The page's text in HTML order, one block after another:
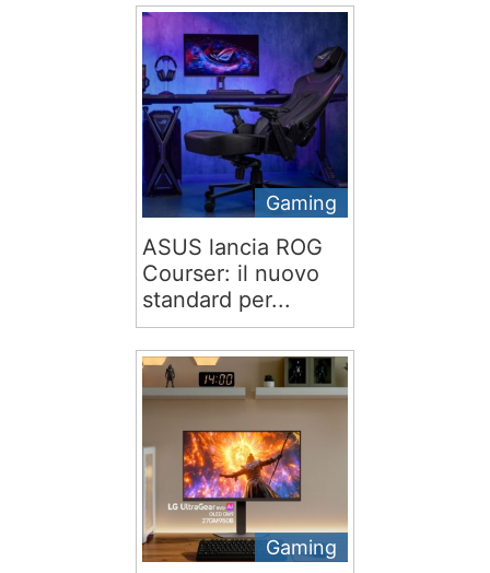
Gaming
ASUS lancia ROG
Courser: il nuovo
standard per...
Gaming